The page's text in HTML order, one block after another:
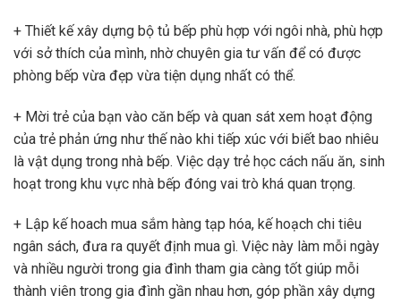
+ Thiết kế xây dựng bộ tủ bếp phù hợp với ngôi nhà, phù hợp
với sở thích của mình, nhờ chuyên gia tư vấn để có được
phòng bếp vừa đẹp vừa tiện dụng nhất có thể.
+ Mời trẻ của bạn vào căn bếp và quan sát xem hoạt động
của trẻ phản ứng như thế nào khi tiếp xúc với biết bao nhiêu
là vật dụng trong nhà bếp. Việc dạy trẻ học cách nấu ăn, sinh
hoạt trong khu vực nhà bếp đóng vai trò khá quan trọng.
+ Lập kế hoach mua sắm hàng tạp hóa, kế hoạch chi tiêu
ngân sách, đưa ra quyết định mua gì. Việc này làm mỗi ngày
và nhiều người trong gia đình tham gia càng tốt giúp mỗi
thành viên trong gia đình gần nhau hơn, góp phần xây dựng